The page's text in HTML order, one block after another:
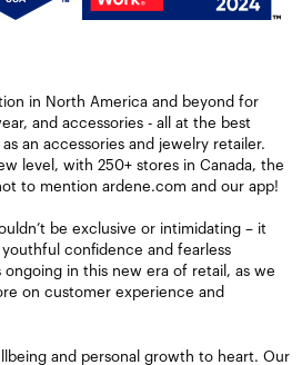
in North America and beyond for
and accessories - all at the best
an accessories and jewelry retailer.
level, with 250+ stores in Canada, the
to mention ardene.com and our app!
be exclusive or intimidating – it
confidence and fearless
ongoing in this new era of retail, as we
on customer experience and
and personal growth to heart. Our